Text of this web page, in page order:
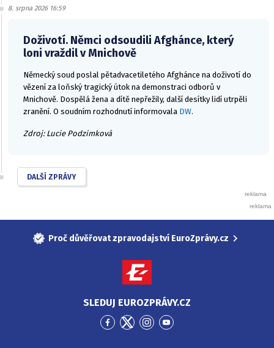
8. srpna 2026 16:59
Doživotí. Němci odsoudili Afghánce, který
loni vraždil v Mnichově
Německý soud poslal pětadvacetiletého Afghánce na doživotí do
vězení za loňský tragický útok na demonstraci odborů v
Mnichově. Dospělá žena a dítě nepřežily, další desítky lidí utrpěli
zranění. O soudním rozhodnutí informovala DW.
Zdroj: Lucie Podzimková
DALŠÍ ZPRÁVY
Proč důvěřovat zpravodajství EuroZprávy.cz
SLEDUJ EUROZPRÁVY.CZ
PřejítPřejítPřejítPřejít